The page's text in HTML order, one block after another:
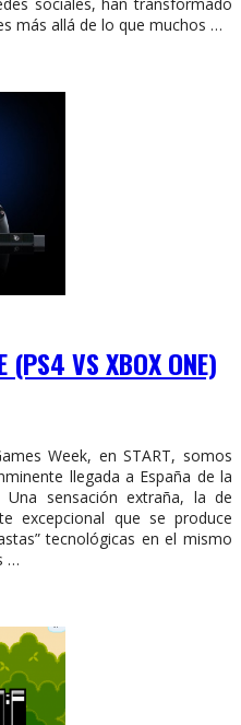
más allá de lo que muchos …
(PS4 VS XBOX ONE)
Week, en START, somos
llegada a España de la
sensación extraña, la de
excepcional que se produce
tecnológicas en el mismo
…